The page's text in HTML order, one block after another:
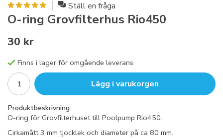
Ställ en fråga
O-ring Grovfilterhus Rio450
30 kr
Finns i lager för omgående leverans
Lägg i varukorgen
Produktbeskrivning:
O-ring för Grovfilterhuset till Poolpump Rio450.
Cirkamått 3 mm tjocklek och diameter på ca 80 mm.